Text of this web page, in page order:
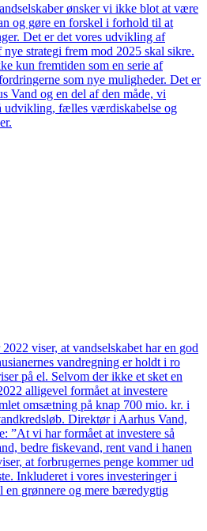
ønsker vi ikke blot at være
og gøre en forskel i forhold til at
Det er det vores udvikling af
strategi frem mod 2025 skal sikre.
kun fremtiden som en serie af
som nye muligheder. Det er
Vand og en del af den måde, vi
udvikling, fælles værdiskabelse og
viser, at vandselskabet har en god
vandregning er holdt i ro
på el. Selvom der ikke et sket en
alligevel formået at investere
omsætning på knap 700 mio. kr. i
Direktør i Aarhus Vand,
”At vi har formået at investere så
bedre fiskevand, rent vand i hanen
at forbrugernes penge kommer ud
Inkluderet i vores investeringer i
en grønnere og mere bæredygtig